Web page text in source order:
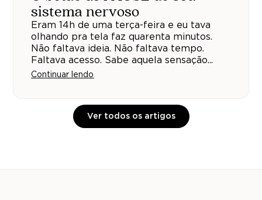
sistema nervoso
Eram 14h de uma terça-feira e eu tava
olhando pra tela faz quarenta minutos.
Não faltava ideia. Não faltava tempo.
Faltava acesso. Sabe aquela sensação...
Continuar lendo
Ver todos os artigos